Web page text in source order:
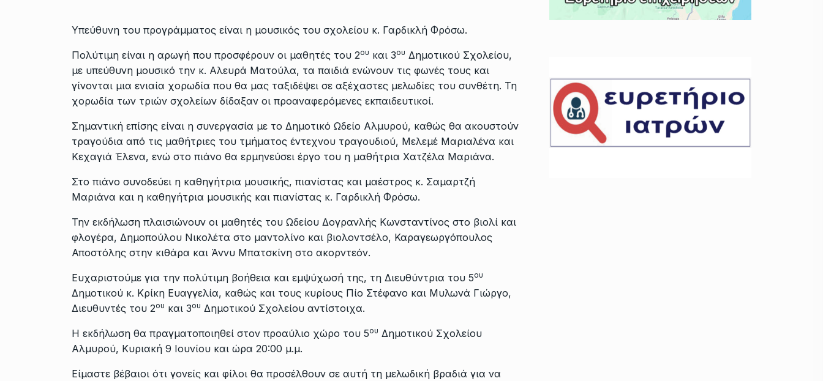
Υπεύθυνη του προγράμματος είναι η μουσικός του σχολείου κ. Γαρδικλή Φρόσω.
Πολύτιμη είναι η αρωγή που προσφέρουν οι μαθητές του 2ου και 3ου Δημοτικού Σχολείου,
με υπεύθυνη μουσικό την κ. Αλευρά Ματούλα, τα παιδιά ενώνουν τις φωνές τους και
γίνονται μια ενιαία χορωδία που θα μας ταξιδέψει σε αξέχαστες μελωδίες του συνθέτη. Τη
χορωδία των τριών σχολείων δίδαξαν οι προαναφερόμενες εκπαιδευτικοί.
Σημαντική επίσης είναι η συνεργασία με το Δημοτικό Ωδείο Αλμυρού, καθώς θα ακουστούν
τραγούδια από τις μαθήτριες του τμήματος έντεχνου τραγουδιού, Μελεμέ Μαριαλένα και
Κεχαγιά Έλενα, ενώ στο πιάνο θα ερμηνεύσει έργο του η μαθήτρια Χατζέλα Μαριάνα.
Στο πιάνο συνοδεύει η καθηγήτρια μουσικής, πιανίστας και μαέστρος κ. Σαμαρτζή
Μαριάνα και η καθηγήτρια μουσικής και πιανίστας κ. Γαρδικλή Φρόσω.
Την εκδήλωση πλαισιώνουν οι μαθητές του Ωδείου Δογρανλής Κωνσταντίνος στο βιολί και
φλογέρα, Δημοπούλου Νικολέτα στο μαντολίνο και βιολοντσέλο, Καραγεωργόπουλος
Αποστόλης στην κιθάρα και Άννυ Μπατσκίνη στο ακορντεόν.
Ευχαριστούμε για την πολύτιμη βοήθεια και εμψύχωσή της, τη Διευθύντρια του 5ου
Δημοτικού κ. Κρίκη Ευαγγελία, καθώς και τους κυρίους Πίο Στέφανο και Μυλωνά Γιώργο,
Διευθυντές του 2ου και 3ου Δημοτικού Σχολείου αντίστοιχα.
Η εκδήλωση θα πραγματοποιηθεί στον προαύλιο χώρο του 5ου Δημοτικού Σχολείου
Αλμυρού, Κυριακή 9 Ιουνίου και ώρα 20:00 μ.μ.
Είμαστε βέβαιοι ότι γονείς και φίλοι θα προσέλθουν σε αυτή τη μελωδική βραδιά για να